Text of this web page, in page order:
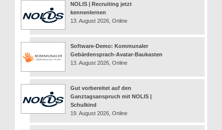
NOLIS | Recruiting jetzt
kennenlernen
13. August 2026, Online
Software-Demo: Kommunaler
Gebärdensprach-Avatar-Baukasten
13. August 2026, Online
Gut vorbereitet auf den
Ganztagsanspruch mit NOLIS |
Schulkind
19. August 2026, Online